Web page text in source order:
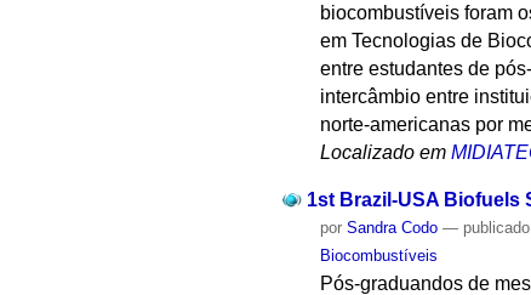
biocombustíveis foram
em Tecnologias de
entre estudantes de
intercâmbio entre
norte-americanas por
Localizado em
1st Brazil-USA
porSandra Codo — publicado
Biocombustíveis
Pós-graduandos de